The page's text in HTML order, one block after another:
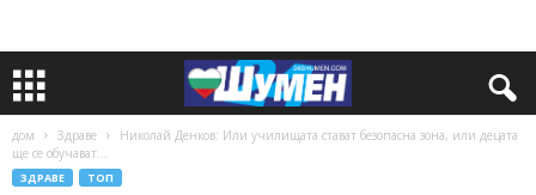
дом Здраве
Николай Денков: Или училищата стават безопасна зона, или децата
ще се обучават...
ЗДРАВЕ ТОП